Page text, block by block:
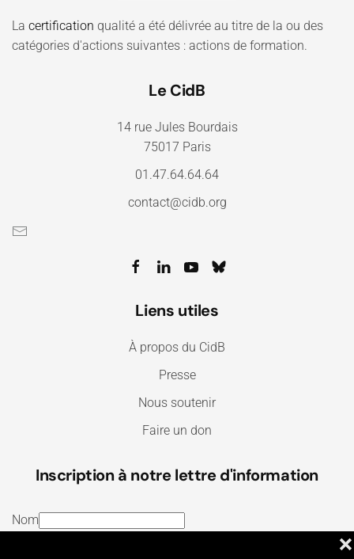
❌
La certification qualité a été délivrée au titre de la ou des
catégories d'actions suivantes : actions de formation.
Le CidB
14 rue Jules Bourdais
75017 Paris
01.47.64.64.64
contact@cidb.org
Liens utiles
À propos du CidB
Presse
Nous soutenir
Faire un don
Inscription à notre lettre d'information
Nom